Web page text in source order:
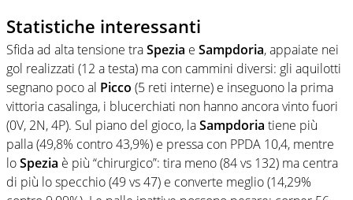
Statistiche interessanti
Sfida ad alta tensione traSpezia e Sampdoria, appaiate nei
gol realizzati (12 a testa) ma con cammini diversi: gli aquilotti
segnano poco al Picco (5 reti interne) e inseguono la prima
vittoria casalinga, i blucerchiati non hanno ancora vinto fuori
(0V, 2N, 4P). Sul piano del gioco, laSampdoria tiene più
palla (49,8% contro 43,9%) e pressa con PPDA 10,4, mentre
loSpezia è più “chirurgico”: tira meno (84 vs 132) ma centra
di più lo specchio (49 vs 47) e converte meglio (14,29%